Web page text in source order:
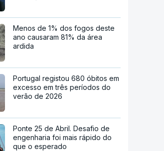
Menos de 1% dos fogos deste
ano causaram 81% da área
ardida
Portugal registou 680 óbitos em
excesso em três períodos do
verão de 2026
Ponte 25 de Abril. Desafio de
engenharia foi mais rápido do
que o esperado